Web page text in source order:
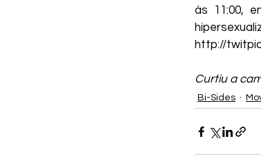
Kaique Fontes
Wesley Torres
Coletivo AbrAce
ás 11:00,
http://
Curtiu a
Bi-Sides